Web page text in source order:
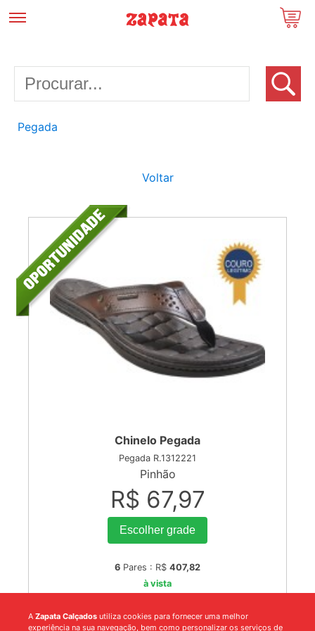
Pegada
Voltar
Chinelo Pegada
Pegada R.1312221
Pinhão
R$ 67,97
Escolher grade
6 Pares : R$ 407,82
à vista
A Zapata Calçados utiliza cookies para fornecer uma melhor
experiência na sua navegação, bem como personalizar os serviços de